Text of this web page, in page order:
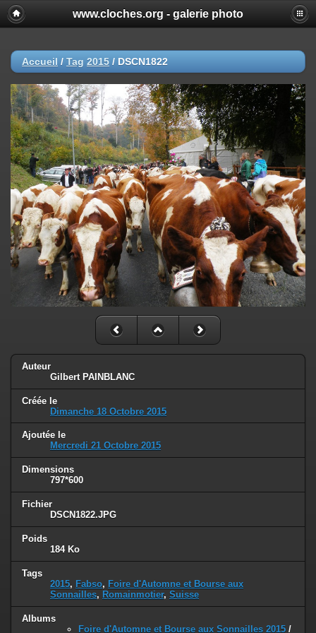
www.cloches.org - galerie photo
Accueil / Tag 2015 / DSCN1822
Auteur
Gilbert PAINBLANC
Créée le
Dimanche 18 Octobre 2015
Ajoutée le
Mercredi 21 Octobre 2015
Dimensions
797*600
Fichier
DSCN1822.JPG
Poids
184 Ko
Tags
2015, Fabso, Foire d'Automne et Bourse aux
Sonnailles, Romainmotier, Suisse
Albums
Foire d'Automne et Bourse aux Sonnailles 2015 /